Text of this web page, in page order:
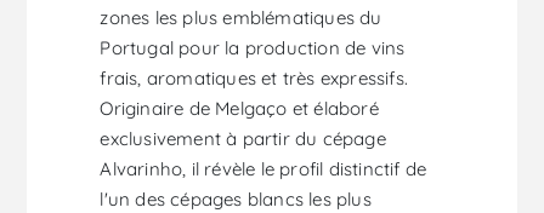
zones les plus emblématiques du
Portugal pour la production de vins
frais, aromatiques et très expressifs.
Originaire de Melgaço et élaboré
exclusivement à partir du cépage
Alvarinho, il révèle le profil distinctif de
l'un des cépages blancs les plus